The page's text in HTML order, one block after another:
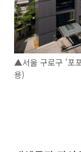
▲서울 구로구 '포
용)